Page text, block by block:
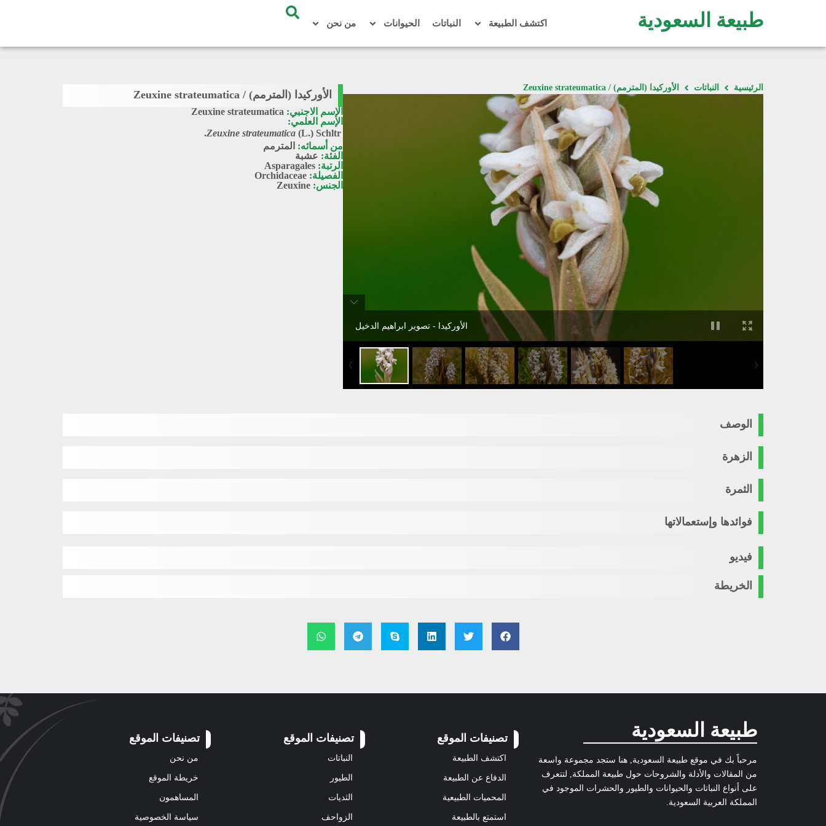
طبيعة السعودية اكتشف الطبيعة النباتات الحيوانات من نحن
الرئيسية النباتات الأوركيدا (المترمم) / Zeuxine strateumatica
الأوركيدا - تصوير ابراهيم الدخيل
الأوركيدا (المترمم) / Zeuxine strateumatica
الإسم الاجنبي: Zeuxine strateumatica
الإسم العلمي:
Zeuxine strateumatica (L.) Schltr.
من أسمائه: المترمم
الفئة: عشبة
الرتبة: Asparagales
الفصيلة: Orchidaceae
الجنس: Zeuxine
الوصف
الزهرة
الثمرة
فوائدها وإستعمالاتها
فيديو
الخريطة
طبيعة السعودية
مرحباً بك في موقع طبيعة السعودية, هنا ستجد مجموعة واسعة
من المقالات والأدلة والشروحات حول طبيعة المملكة, لتتعرف
على أنواع النباتات والحيوانات والطيور والحشرات الموجود في
المملكة العربية السعودية.
تصنيفات الموقع
اكتشف الطبيعة
الدفاع عن الطبيعة
المحميات الطبيعية
استمتع بالطبيعة
تصنيفات الموقع
النباتات
الطيور
الثديات
الزواحف
تصنيفات الموقع
من نحن
خريطة الموقع
المساهمون
سياسة الخصوصية